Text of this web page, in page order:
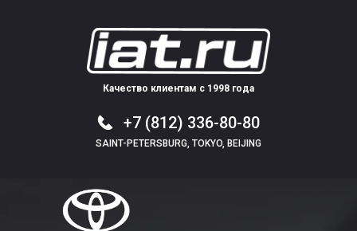
Качество клиентам с 1998 года
+7 (812) 336-80-80
SAINT-PETERSBURG, TOKYO, BEIJING